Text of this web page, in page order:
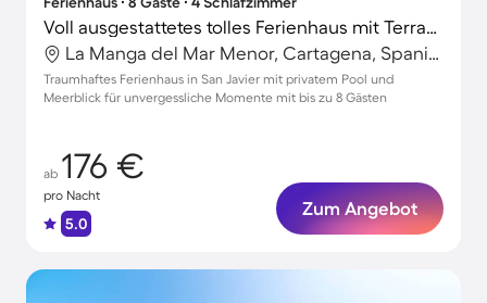
Voll ausgestattetes tolles Ferienhaus mit Terrasse, privatem Pool und Grill | Meerblick | Strand in der Nähe
La Manga del Mar Menor, Cartagena, Spanien
Traumhaftes Ferienhaus in San Javier mit privatem Pool und
Meerblick für unvergessliche Momente mit bis zu 8 Gästen
ab 176 €
pro Nacht
5.0
Zum Angebot